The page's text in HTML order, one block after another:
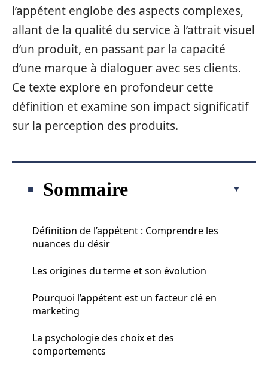
l’appétent englobe des aspects complexes,
allant de la qualité du service à l’attrait visuel
d’un produit, en passant par la capacité
d’une marque à dialoguer avec ses clients.
Ce texte explore en profondeur cette
définition et examine son impact significatif
sur la perception des produits.
Sommaire
Définition de l’appétent : Comprendre les
nuances du désir
Les origines du terme et son évolution
Pourquoi l’appétent est un facteur clé en
marketing
La psychologie des choix et des
comportements